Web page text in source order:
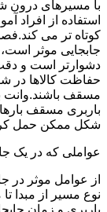
با مسیرهای درون
استفاده از افراد
کوتاه تر می
جابجایی موثر
دشوارتر است و
حفاظت کالاها در
مسقف باشند.وانت
باربری مسقف
شکل ممکن حمل
عواملی که در یک
از عوامل موثر در
نوع مسیر از مبدا
باربری و زمان